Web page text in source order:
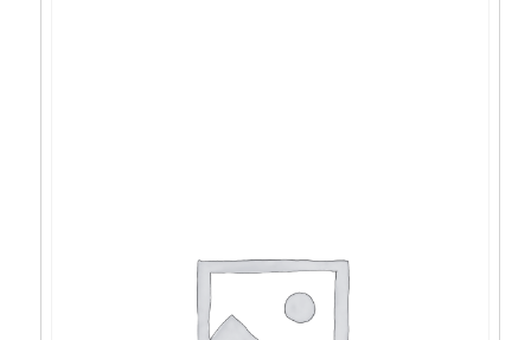
zvuč. – 24B2XDAM
97,62 87,86 €